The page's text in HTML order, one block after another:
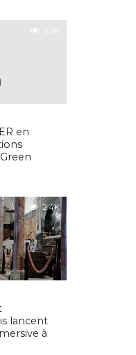
2.5K
en
2.4K
lancent
à